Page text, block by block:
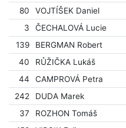
80
VOJTÍŠEK Daniel
3
ČECHALOVÁ Lucie
139
BERGMAN Robert
40
RŮŽIČKA Lukáš
44
CAMPROVÁ Petra
242
DUDA Marek
37
ROZHON Tomáš